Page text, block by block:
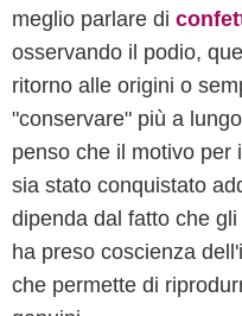
meglio parlare di
osservando il podio,
ritorno alle origini o
"conservare" più a
penso che il motivo per
sia stato conquistato
dipenda dal fatto che
ha preso coscienza
che permette di